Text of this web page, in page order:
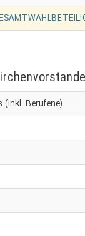
(inkl. Berufene)